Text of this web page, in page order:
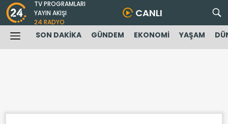
TV PROGRAMLARI
YAYIN AKIŞI
24 RADYO
CANLI
SON DAKİKA GÜNDEM EKONOMİ YAŞAM